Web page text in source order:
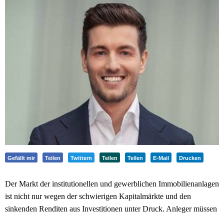
Gefällt mir Teilen Twittern Teilen Teilen E-Mail Drucken
Der Markt der institutionellen und gewerblichen Immobilienanlagen
ist nicht nur wegen der schwierigen Kapitalmärkte und den
sinkenden Renditen aus Investitionen unter Druck. Anleger müssen